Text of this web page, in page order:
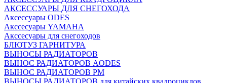
АКСЕССУАРЫ ДЛЯ СНЕГОХОДА
Аксессуары ODES
Акссесуары YAMAHA
Акссесуары для снегоходов
БЛЮТУЗ ГАРНИТУРА
ВЫНОСЫ РАДИАТОРОВ
ВЫНОС РАДИАТОРОВ AODES
ВЫНОС РАДИАТОРОВ РМ
ВЫНОСЫ РАДИАТОРОВ для китайских квадроциклов